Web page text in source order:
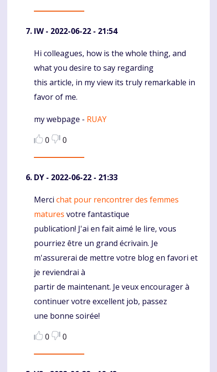
IW- 2022-06-22 - 21:54
Komentaras
Hi colleagues, how is the whole thing, and
what you desire to say regarding
this article, in my view its truly remarkable in
favor of me.
my webpage - RUAY
0
0
DY - 2022-06-22 - 21:33
Komentaras
Merci chat pour rencontrer des femmes
matures votre fantastique
publication! J'ai en fait aimé le lire, vous
pourriez être un grand écrivain. Je
m'assurerai de mettre votre blog en favori et
je reviendrai à
partir de maintenant. Je veux encourager à
continuer votre excellent job, passez
une bonne soirée!
0
0